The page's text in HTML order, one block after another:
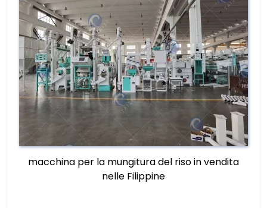
macchina per la mungitura del riso in vendita
nelle Filippine